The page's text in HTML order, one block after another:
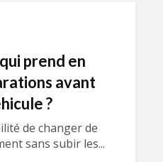
prend en
avant
?
de changer de
sans subir les...